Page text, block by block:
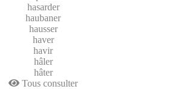
hasarder
haubaner
hausser
haver
havir
hâler
hâter
Tous consulter